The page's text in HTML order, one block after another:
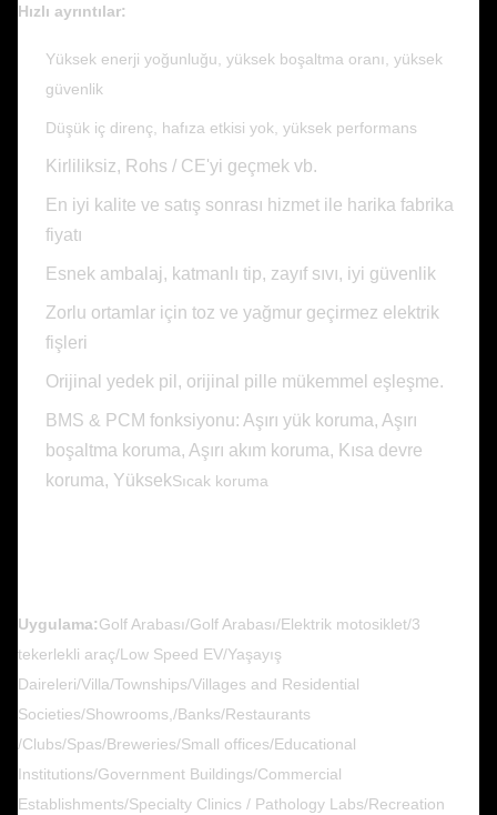
Hızlı ayrıntılar:
Yüksek enerji yoğunluğu, yüksek boşaltma oranı, yüksek
güvenlik
Düşük iç direnç, hafıza etkisi yok, yüksek performans
Kirliliksiz, Rohs / CE'yi geçmek vb.
En iyi kalite ve satış sonrası hizmet ile harika fabrika
fiyatı
Esnek ambalaj, katmanlı tip, zayıf sıvı, iyi güvenlik
Zorlu ortamlar için toz ve yağmur geçirmez elektrik
fişleri
Orijinal yedek pil, orijinal pille mükemmel eşleşme.
BMS & PCM fonksiyonu: Aşırı yük koruma, Aşırı
boşaltma koruma, Aşırı akım koruma, Kısa devre
koruma, YüksekSıcak koruma
Uygulama:Golf Arabası/Golf Arabası/Elektrik motosiklet/3
tekerlekli araç/Low Speed EV/Yaşayış
Daireleri/Villa/Townships/Villages and Residential
Societies/Showrooms,/Banks/Restaurants
/Clubs/Spas/Breweries/Small offices/Educational
Institutions/Government Buildings/Commercial
Establishments/Specialty Clinics / Pathology Labs/Recreation